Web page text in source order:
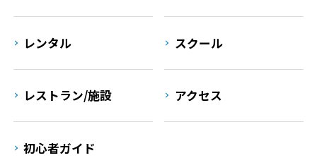
レンタル スクール
レストラン/施設 アクセス
初心者ガイド